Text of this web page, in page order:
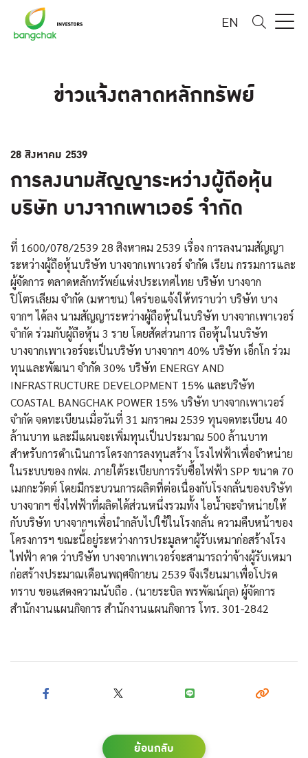
EN
ข่าวแจ้งตลาดหลักทรัพย์
28 สิงหาคม 2539
การลงนามสัญญาระหว่างผู้ถือหุ้น
บริษัท บางจากเพาเวอร์ จำกัด
ที่ 1600/078/2539 28 สิงหาคม 2539 เรื่อง การลงนามสัญญา
ระหว่างผู้ถือหุ้นบริษัท บางจากเพาเวอร์ จำกัด เรียน กรรมการและ
ผู้จัดการ ตลาดหลักทรัพย์แห่งประเทศไทย บริษัท บางจาก
ปิโตรเลียม จำกัด (มหาชน) ใคร่ขอแจ้งให้ทราบว่า บริษัท บาง
จากฯ ได้ลง นามสัญญาระหว่างผู้ถือหุ้นในบริษัท บางจากเพาเวอร์
จำกัด ร่วมกับผู้ถือหุ้น 3 ราย โดยสัดส่วนการ ถือหุ้นในบริษัท
บางจากเพาเวอร์จะเป็นบริษัท บางจากฯ 40% บริษัท เอ็กโก ร่วม
ทุนและพัฒนา จำกัด 30% บริษัท ENERGY AND
INFRASTRUCTURE DEVELOPMENT 15% และบริษัท
COASTAL BANGCHAK POWER 15% บริษัท บางจากเพาเวอร์
จำกัด จดทะเบียนเมื่อวันที่ 31 มกราคม 2539 ทุนจดทะเบียน 40
ล้านบาท และมีแผนจะเพิ่มทุนเป็นประมาณ 500 ล้านบาท
สำหรับการดำเนินการโครงการลงทุนสร้าง โรงไฟฟ้าเพื่อจำหน่าย
ในระบบของ กฟผ. ภายใต้ระเบียบการรับซื้อไฟฟ้า SPP ขนาด 70
เมกกะวัตต์ โดยมีกระบวนการผลิตที่ต่อเนื่องกับโรงกลั่นของบริษัท
บางจากฯ ซึ่งไฟฟ้าที่ผลิตได้ส่วนหนึ่งรวมทั้ง ไอน้ำจะจำหน่ายให้
กับบริษัท บางจากฯเพื่อนำกลับไปใช้ในโรงกลั่น ความคืบหน้าของ
โครงการฯ ขณะนี้อยู่ระหว่างการประมูลหาผู้รับเหมาก่อสร้างโรง
ไฟฟ้า คาด ว่าบริษัท บางจากเพาเวอร์จะสามารถว่าจ้างผู้รับเหมา
ก่อสร้างประมาณเดือนพฤศจิกายน 2539 จึงเรียนมาเพื่อโปรด
ทราบ ขอแสดงความนับถือ . (นายระบิล พรพัฒน์กุล) ผู้จัดการ
สำนักงานแผนกิจการ สำนักงานแผนกิจการ โทร. 301-2842
ย้อนกลับ